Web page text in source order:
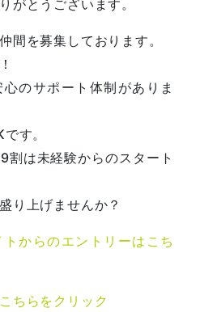
がとうございます。
間を募集しております。
のサポート体制がありま
す。
割は未経験からのスタート
り上げませんか？
からのエントリーはこち
ちらをクリック